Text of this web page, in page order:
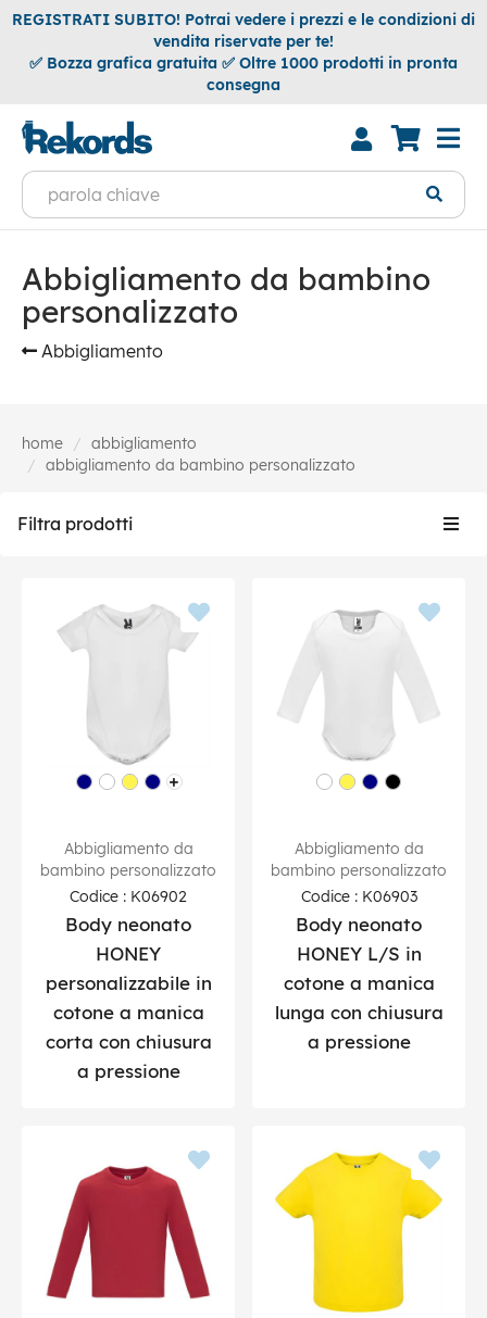
REGISTRATI SUBITO! Potrai vedere i prezzi e le condizioni di
vendita riservate per te!
✅ Bozza grafica gratuita ✅ Oltre 1000 prodotti in pronta
consegna
Abbigliamento da bambino
personalizzato
Abbigliamento
home
abbigliamento
abbigliamento da bambino personalizzato
Filtra prodotti
Abbigliamento da
bambino personalizzato
Codice : K06902
Body neonato
HONEY
personalizzabile in
cotone a manica
corta con chiusura
a pressione
Abbigliamento da
bambino personalizzato
Codice : K06903
Body neonato
HONEY L/S in
cotone a manica
lunga con chiusura
a pressione